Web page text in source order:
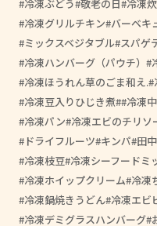
冷凍ぶどう 敬老の日 冷凍
冷凍グリルチキン バーベキ
ミックスベジタブル スパゲ
冷凍ハンバーグ（パウチ）
冷凍ほうれん草のごま和え.
冷凍豆入りひじき煮 #冷凍
冷凍パン 冷凍エビのチリソ
ドライフルーツ キンパ 田
冷凍枝豆 冷凍シーフードミ
冷凍ホイップクリーム 冷凍
冷凍鍋焼きうどん 冷凍エビ
冷凍デミグラスハンバーグ